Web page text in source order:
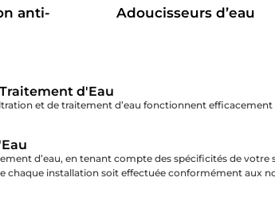
anti-
Adoucisseurs d’eau
d'Eau
et de traitement d’eau fonctionnent
d’eau, en tenant compte des spécificités de
chaque installation soit effectuée conformément aux